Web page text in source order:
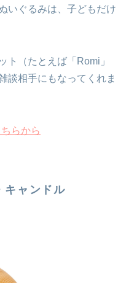
いぐるみは、子どもだけ
ト（たとえば「Romi」
談相手にもなってくれま
らから
キャンドル